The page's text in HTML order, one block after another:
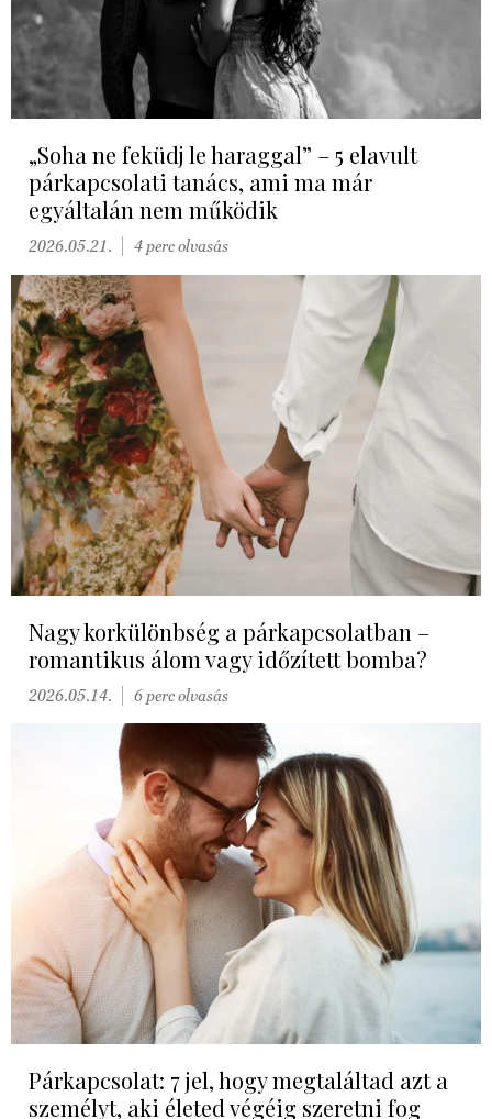
„Soha ne feküdj le haraggal” – 5 elavult
párkapcsolati tanács, ami ma már
egyáltalán nem működik
2026.05.21. 4 perc olvasás
Nagy korkülönbség a párkapcsolatban –
romantikus álom vagy időzített bomba?
2026.05.14. 6 perc olvasás
Párkapcsolat: 7 jel, hogy megtaláltad azt a
személyt, aki életed végéig szeretni fog